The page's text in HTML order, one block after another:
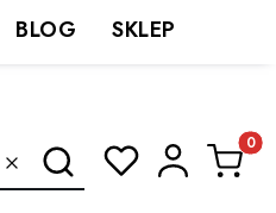
WyczyśćSzukaj
BLOG SKLEP